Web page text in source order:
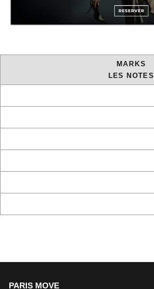
MARKS
LES NOTES
PARIS MOVE